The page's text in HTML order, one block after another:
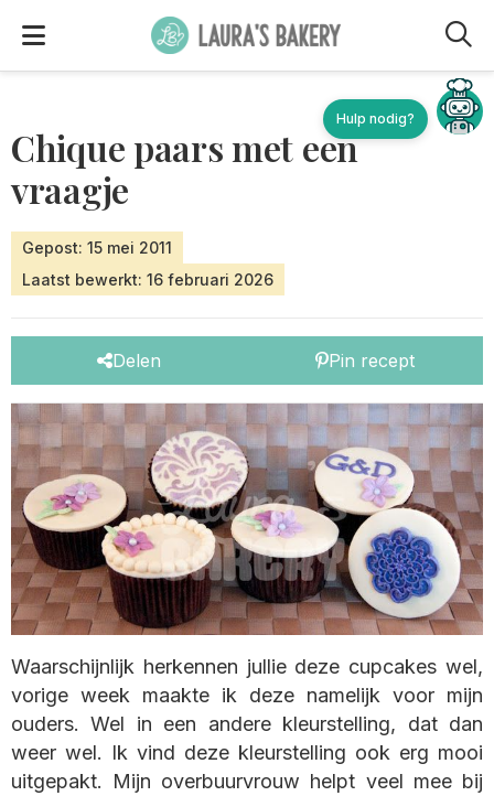
Chique paars met een
vraagje
Gepost: 15 mei 2011
Laatst bewerkt: 16 februari 2026
Delen Pin recept
Waarschijnlijk herkennen jullie deze cupcakes wel,
vorige week maakte ik deze namelijk voor mijn
ouders. Wel in een andere kleurstelling, dat dan
weer wel. Ik vind deze kleurstelling ook erg mooi
uitgepakt. Mijn overbuurvrouw helpt veel mee bij
Hulp nodig?